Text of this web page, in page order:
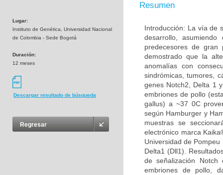
Lugar:
Instituto de Genética, Universidad Nacional
de Colombia - Sede Bogotá
Duración:
12 meses
Descargar resultado de búsqueda
Regresar
Resumen
Introducción: La vía de
desarrollo,
predecesores de gran
demostrado que la
anomalías con
sindrómicas, tumores,
genes Notch2, Delta 1
embriones de pollo
gallus) a ~37 0C
según Hamburger y
muestras se
electrónico marca
Universidad de
Delta1 (Dll1).
de señalización
embriones de pollo,